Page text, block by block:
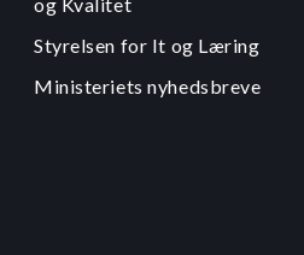
Styrelsen for It og Læring
Ministeriets nyhedsbreve